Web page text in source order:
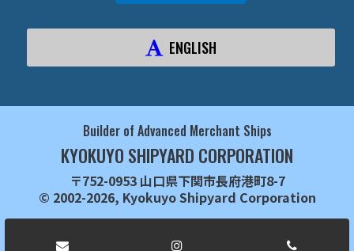
ENGLISH
Builder of Advanced Merchant Ships
KYOKUYO SHIPYARD CORPORATION
〒752-0953 山口県下関市長府港町8-7
© 2002-2026, Kyokuyo Shipyard Corporation